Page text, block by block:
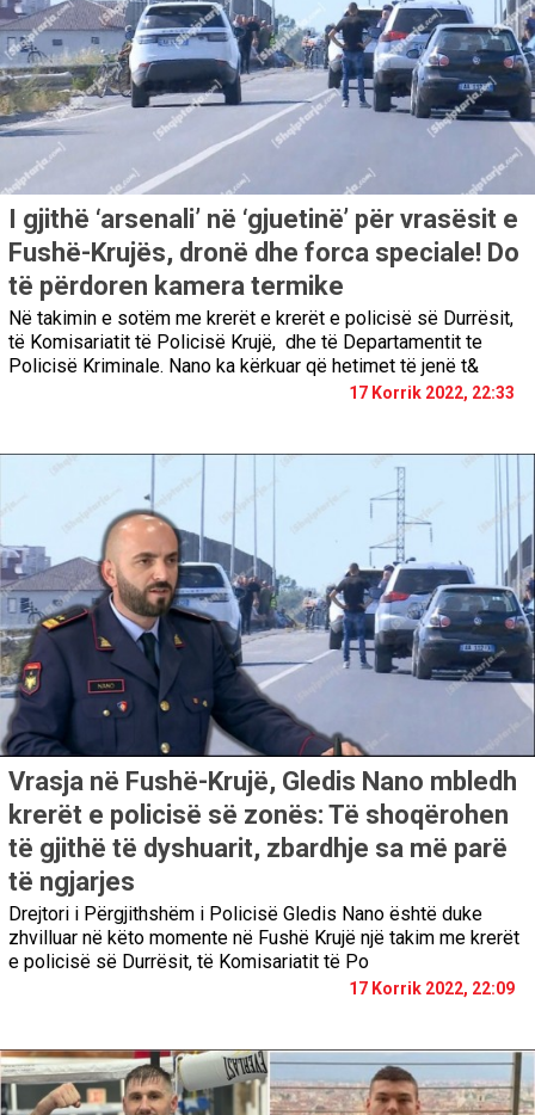
I gjithë ‘arsenali’ në ‘gjuetinë’ për vrasësit e
Fushë-Krujës, dronë dhe forca speciale! Do
të përdoren kamera termike
Në takimin e sotëm me krerët e krerët e policisë së Durrësit,
të Komisariatit të Policisë Krujë, dhe të Departamentit te
Policisë Kriminale. Nano ka kërkuar që hetimet të jenë t&
17 Korrik 2022, 22:33
Vrasja në Fushë-Krujë, Gledis Nano mbledh
krerët e policisë së zonës: Të shoqërohen
të gjithë të dyshuarit, zbardhje sa më parë
të ngjarjes
Drejtori i Përgjithshëm i Policisë Gledis Nano është duke
zhvilluar në këto momente në Fushë Krujë një takim me krerët
e policisë së Durrësit, të Komisariatit të Po
17 Korrik 2022, 22:09